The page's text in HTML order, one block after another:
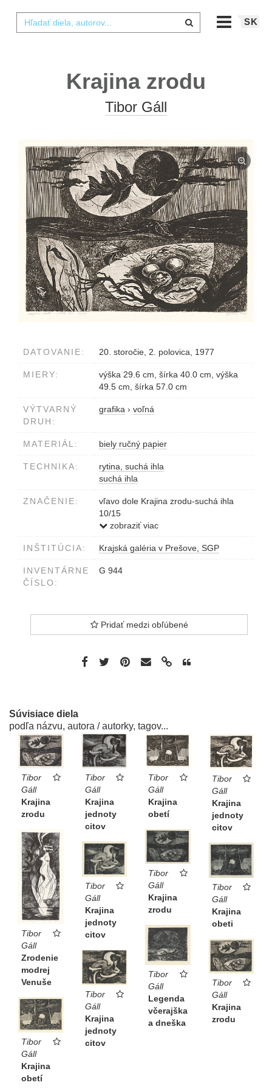
SK
Krajina zrodu
Tibor Gáll
DATOVANIE: 20. storočie, 2. polovica, 1977
MIERY:
výška 29.6 cm, šírka 40.0 cm, výška
49.5 cm, šírka 57.0 cm
VÝTVARNÝ
DRUH:
grafika › voľná
MATERIÁL: biely ručný papier
TECHNIKA:
rytina, suchá ihla
suchá ihla
ZNAČENIE:
vľavo dole Krajina zrodu-suchá ihla
10/15
vpravo Tibor Gáll 1977
zobraziť viac
INŠTITÚCIA: Krajská galéria v Prešove, SGP
INVENTÁRNE
ČÍSLO:
G 944
Pridať medzi obľúbené
Súvisiace diela
podľa názvu, autora / autorky, tagov...
Tibor
Gáll
Krajina
zrodu
Tibor
Gáll
Krajina
jednoty
citov
Tibor
Gáll
Krajina
obetí
Tibor
Gáll
Krajina
jednoty
citov
Tibor
Gáll
Zrodenie
modrej
Venuše
Tibor
Gáll
Krajina
zrodu
Tibor
Gáll
Krajina
jednoty
citov
Tibor
Gáll
Krajina
obeti
Tibor
Gáll
Legenda
včerajška
a dneška
Tibor
Gáll
Krajina
zrodu
Tibor
Gáll
Krajina
jednoty
citov
Tibor
Gáll
Krajina
obetí